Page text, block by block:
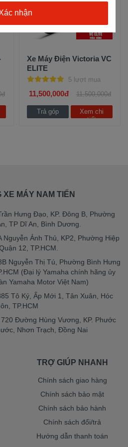
Xe Máy Điện Victoria VC
ELITE
5 lượt mua
11,500,000đ 11,500,000đ
Trả góp
Xem chi
tiết
XE MÁY NAM TIẾN
Hưng Đạo, KP. Đông B, Phường
TP Dĩ An, Bình Dương.
Nguyễn Ảnh Thủ, KP2, Phường Hiệp
12, TP.HCM.
Nguyễn Thị Tú, Phường Bình Hưng
(Đại lý Yamaha chính hãng ủy
Yamaha Motor Việt Nam)
Tô Ký, Ấp Mới 1, Tân Xuân, Hóc
TP.HCM
Đường Hùng Vương, KP. Phước
Nhơn Trạch, Đồng Nai
TRỢ GIÚP NHANH
Chính sách giao hàng
Chính sách bảo mật
Chính sách bảo hành
Chính sách đổi/trả
Hướng dẫn thanh toán